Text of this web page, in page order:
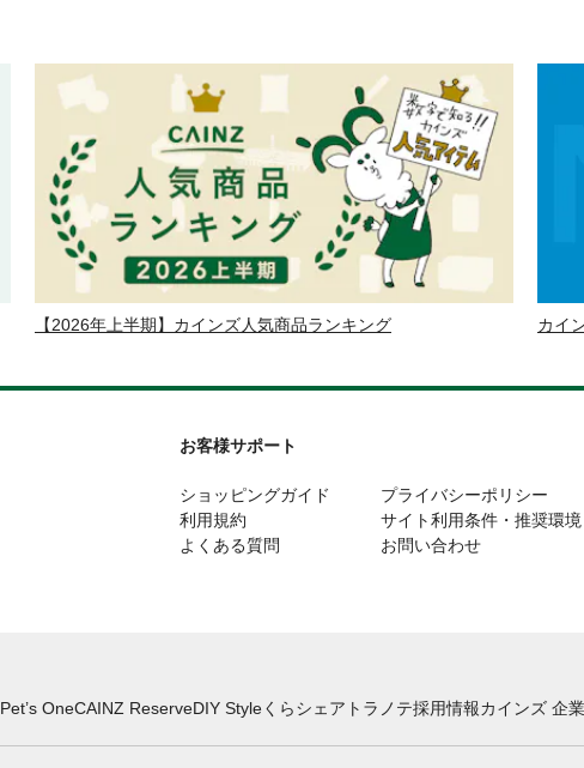
【2026年上半期】カインズ人気商品ランキング カイ
お客様サポート
ショッピングガイド
利用規約
よくある質問
プライバシーポリシー
サイト利用条件・推奨環境
お問い合わせ
Pet’s OneCAINZ ReserveDIY Styleくらシェア トラノテ採用情報カインズ 企